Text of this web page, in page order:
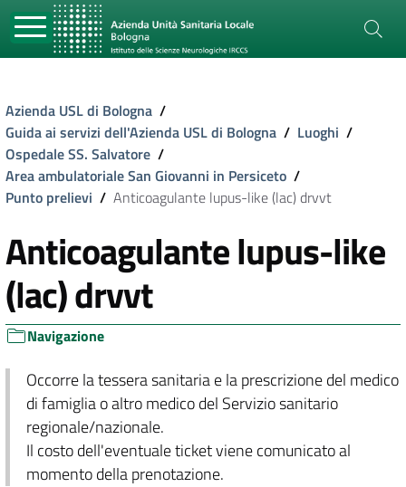
Azienda USL di Bologna /
Guida ai servizi dell'Azienda USL di Bologna / Luoghi /
Ospedale SS. Salvatore /
Area ambulatoriale San Giovanni in Persiceto /
Punto prelievi / Anticoagulante lupus-like (lac) drvvt
Anticoagulante lupus-like
(lac) drvvt
Navigazione
Occorre la tessera sanitaria e la prescrizione del medico
di famiglia o altro medico del Servizio sanitario
regionale/nazionale.
Il costo dell'eventuale ticket viene comunicato al
momento della prenotazione.